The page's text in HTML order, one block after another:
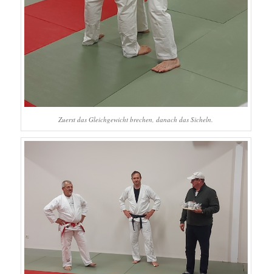
Zuerst das Gleichgewicht brechen, danach das Sicheln.